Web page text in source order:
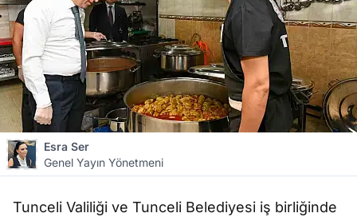
Esra Ser
Genel Yayın Yönetmeni
Tunceli Valiliği ve Tunceli Belediyesi iş birliğinde